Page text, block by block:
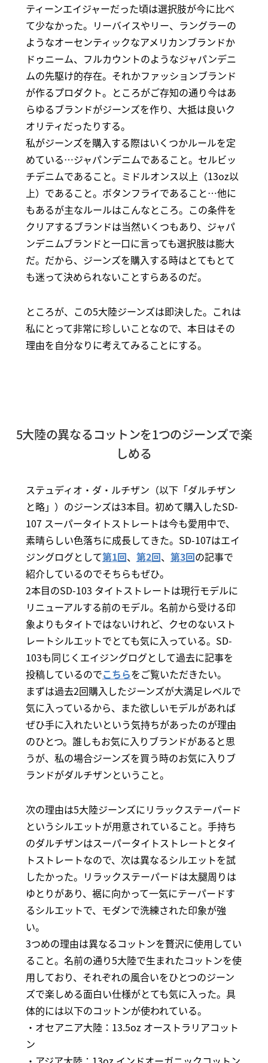
ティーンエイジャーだった頃は選択肢が今に比べ
て少なかった。リーバイスやリー、ラングラーの
ようなオーセンティックなアメリカンブランドか
ドゥニーム、フルカウントのようなジャパンデニ
ムの先駆け的存在。それかファッションブランド
が作るプロダクト。ところがご存知の通り今はあ
らゆるブランドがジーンズを作り、大抵は良いク
オリティだったりする。
私がジーンズを購入する際はいくつかルールを定
めている…ジャパンデニムであること。セルビッ
チデニムであること。ミドルオンス以上（13oz以
上）であること。ボタンフライであること…他に
もあるが主なルールはこんなところ。この条件を
クリアするブランドは当然いくつもあり、ジャパ
ンデニムブランドと一口に言っても選択肢は膨大
だ。だから、ジーンズを購入する時はとてもとて
も迷って決められないことすらあるのだ。
ところが、この5大陸ジーンズは即決した。これは
私にとって非常に珍しいことなので、本日はその
理由を自分なりに考えてみることにする。
5大陸の異なるコットンを1つのジーンズで楽
しめる
ステュディオ・ダ・ルチザン（以下「ダルチザン
と略」）のジーンズは3本目。初めて購入したSD-
107 スーパータイトストレートは今も愛用中で、
素晴らしい色落ちに成長してきた。SD-107はエイ
ジングログとして第1回、 第2回、 第3回の記事で
紹介しているのでそちらもぜひ。
2本目のSD-103 タイトストレートは現行モデルに
リニューアルする前のモデル。名前から受ける印
象よりもタイトではないけれど、クセのないスト
レートシルエットでとても気に入っている。SD-
103も同じくエイジングログとして過去に記事を
投稿しているのでこちらをご覧いただきたい。
まずは過去2回購入したジーンズが大満足レベルで
気に入っているから、また欲しいモデルがあれば
ぜひ手に入れたいという気持ちがあったのが理由
のひとつ。誰しもお気に入りブランドがあると思
うが、私の場合ジーンズを買う時のお気に入りブ
ランドがダルチザンということ。
次の理由は5大陸ジーンズにリラックステーパード
というシルエットが用意されていること。手持ち
のダルチザンはスーパータイトストレートとタイ
トストレートなので、次は異なるシルエットを試
したかった。リラックステーパードは太腿周りは
ゆとりがあり、裾に向かって一気にテーパードす
るシルエットで、モダンで洗練された印象が強
い。
3つめの理由は異なるコットンを贅沢に使用してい
ること。名前の通り5大陸で生まれたコットンを使
用しており、それぞれの風合いをひとつのジーン
ズで楽しめる面白い仕様がとても気に入った。具
体的には以下のコットンが使われている。
・オセアニア大陸：13.5oz オーストラリアコット
ン